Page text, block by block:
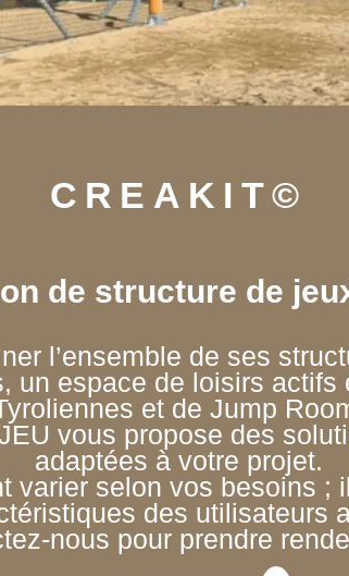
CREAKIT©
de structure de
l’ensemble de ses
espace de loisirs actifs
et de Jump
vous propose des
adaptées à votre projet.
varier selon vos besoins ;
des utilisateurs
nous pour prendre